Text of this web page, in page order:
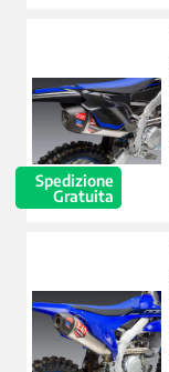
Spedizione
Gratuita